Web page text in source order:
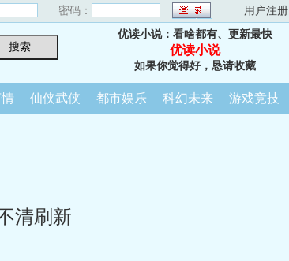
密码： 用户注册
优读小说：看啥都有、更新最快
优读小说
如果你觉得好，恳请收藏
仙侠武侠 都市娱乐 科幻未来 游戏竞技
清刷新